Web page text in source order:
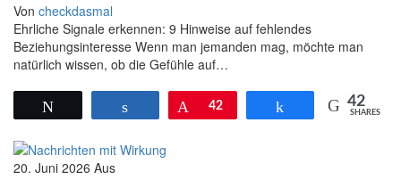
Von checkdasmal
Ehrliche Signale erkennen: 9 Hinweise auf fehlendes
Beziehungsinteresse Wenn man jemanden mag, möchte man
natürlich wissen, ob die Gefühle auf…
Pin
42 Teilen 42
SHARES
20. Juni 2026 Aus